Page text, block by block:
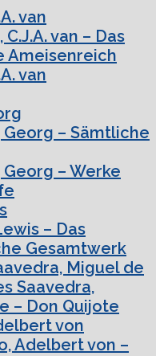
van
van – Das
Ameisenreich
van
Georg – Sämtliche
Georg – Werke
– Das
Gesamtwerk
Miguel de
Saavedra,
– Don Quijote
von
Adelbert von –